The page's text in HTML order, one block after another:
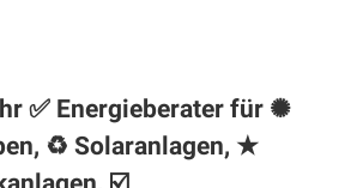
✅ Energieberater für ✺
♻ Solaranlagen, ★